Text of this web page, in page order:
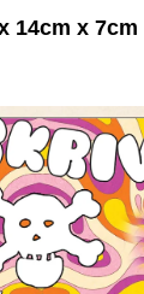
14cm x 7cm